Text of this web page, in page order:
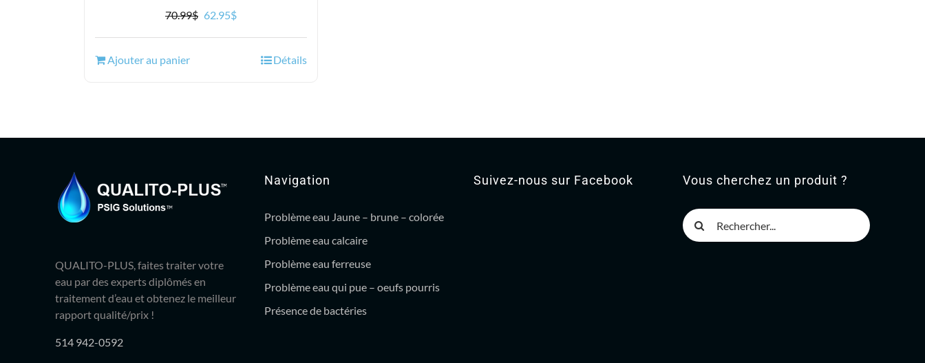
70.99$ Le
62.95$Le
Ajouter au panier Détails
QUALITO-PLUS, faites traiter votre
eau par des experts diplômés en
traitement d’eau et obtenez le meilleur
rapport qualité/prix !
514 942-0592
Navigation
Problème eau Jaune – brune – colorée
Problème eau calcaire
Problème eau ferreuse
Problème eau qui pue – oeufs pourris
Présence de bactéries
Suivez-nous sur Facebook Vous cherchez un produit ?
Rechercher